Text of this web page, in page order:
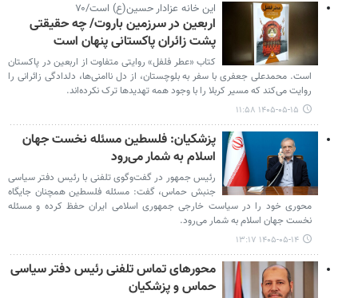
این خانه عزادار حسین(ع) است/۷۰
اربعین در سرزمین باروت/ چه حقیقتی
پشت زائران پاکستانی پنهان است
کتاب «عطر فلفل» روایتی متفاوت از اربعین در پاکستان
است. محمدعلی جعفری با سفر به بلوچستان، از دل ناامنی‌ها، دلدادگی زائرانی را
روایت می‌کند که مسیر کربلا را با وجود همه تهدیدها ترک نکرده‌اند.
۱۴۰۵-۰۵-۱۵ ۱۱:۵۸
پزشکیان: فلسطین مسئله نخست جهان
اسلام به شمار می‌رود
رئیس جمهور در گفت‌وگوی تلفنی با رئیس دفتر سیاسی
جنبش حماس، گفت: مسئله فلسطین همچنان جایگاه
محوری خود را در سیاست خارجی جمهوری اسلامی ایران حفظ کرده و مسئله
نخست جهان اسلام به شمار می‌رود.
۱۴۰۵-۰۵-۱۴ ۱۳:۱۷
محورهای تماس تلفنی رئیس دفتر سیاسی
حماس و پزشکیان